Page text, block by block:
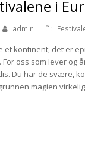
i
admin
et kontinent; det er
oss som lever og
Du har de svære,
magien